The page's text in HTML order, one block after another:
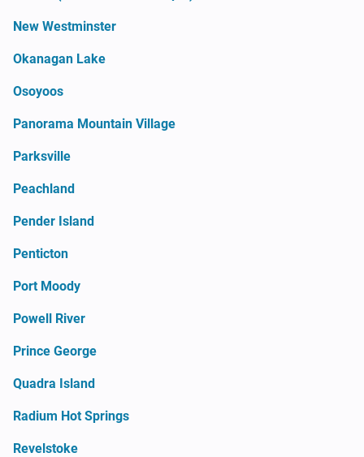
New Westminster
Okanagan Lake
Osoyoos
Panorama Mountain Village
Parksville
Peachland
Pender Island
Penticton
Port Moody
Powell River
Prince George
Quadra Island
Radium Hot Springs
Revelstoke